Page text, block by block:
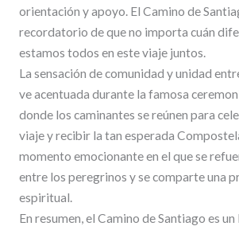
orientación y apoyo. El Camino de
recordatorio de que no importa cuán
estamos todos en este viaje juntos.
La sensación de comunidad y unidad
ve acentuada durante la famosa
donde los caminantes se reúnen para
viaje y recibir la tan esperada
momento emocionante en el que se
entre los peregrinos y se comparte una
espiritual.
En resumen, el Camino de Santiago es